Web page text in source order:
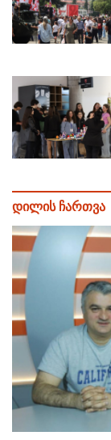
დილის ჩართვა